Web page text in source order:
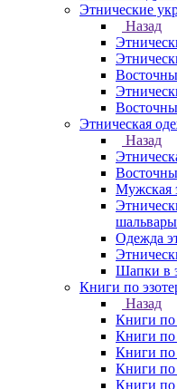
Этнические
Назад
Этническая
Назад
Мужская
шальвары
Одежда
Шапки в
Книги по
Назад
Книги по
Книги
Книги по
Книги по
Книги по